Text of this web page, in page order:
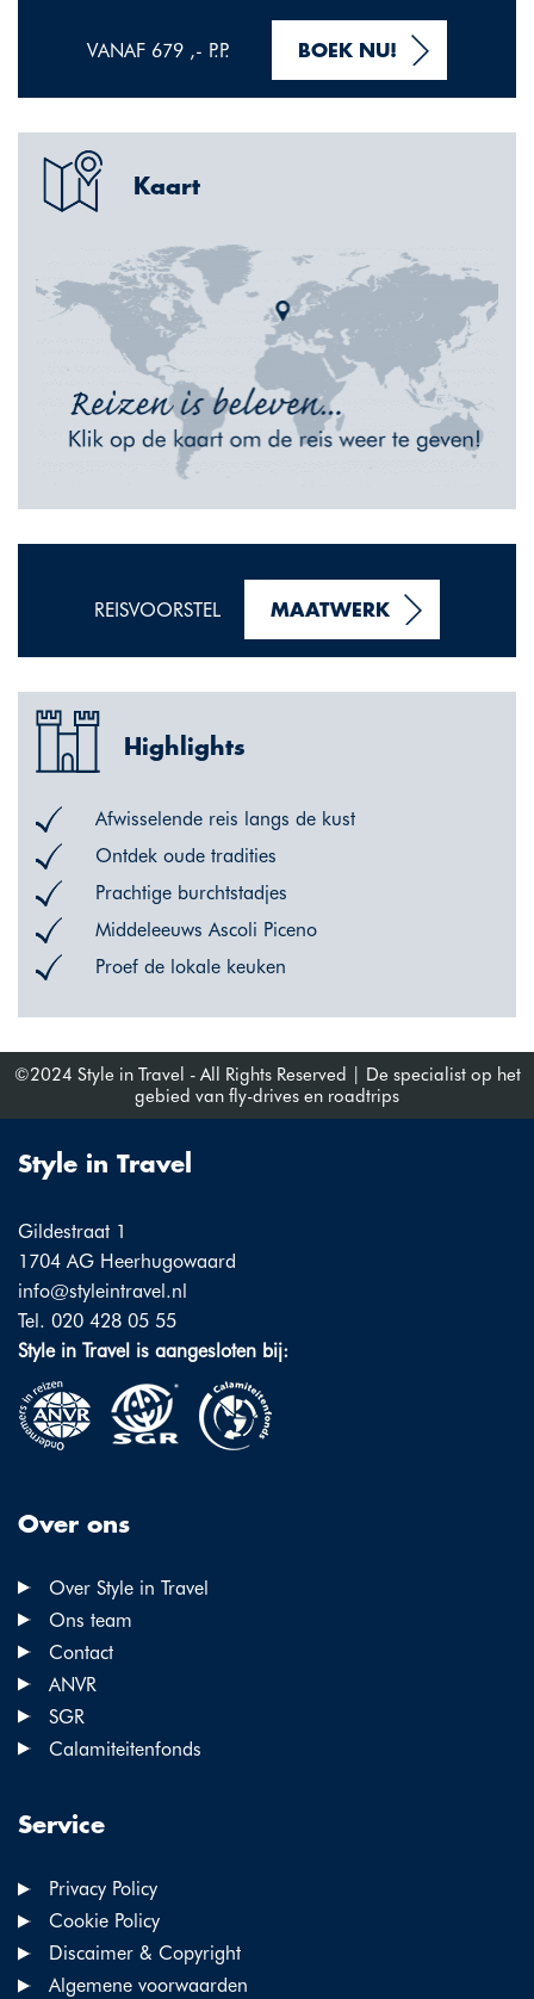
VANAF 679 ,- P.P. BOEK NU!
Kaart
REISVOORSTEL MAATWERK
Highlights
Afwisselende reis langs de kust
Ontdek oude tradities
Prachtige burchtstadjes
Middeleeuws Ascoli Piceno
Proef de lokale keuken
©2024 Style in Travel - All Rights Reserved | De specialist op het
gebied van fly-drives en roadtrips
Style in Travel
Gildestraat 1
1704 AG Heerhugowaard
info@styleintravel.nl
Tel. 020 428 05 55
Style in Travel is aangesloten bij:
Over ons
Over Style in Travel
Ons team
Contact
ANVR
SGR
Calamiteitenfonds
Service
Privacy Policy
Cookie Policy
Discaimer & Copyright
Algemene voorwaarden